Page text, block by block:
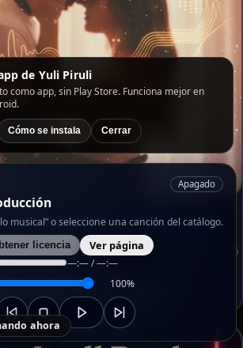
Apagado
musical” o seleccione una canción del catálogo.
licencia
Ver página
—:— / —:—
100%
USO PERSONAL 2025
licencia Ver página
ahora
de Yuli Piruli
como app, sin Play Store. Funciona mejor en
Cómo se instala Cerrar